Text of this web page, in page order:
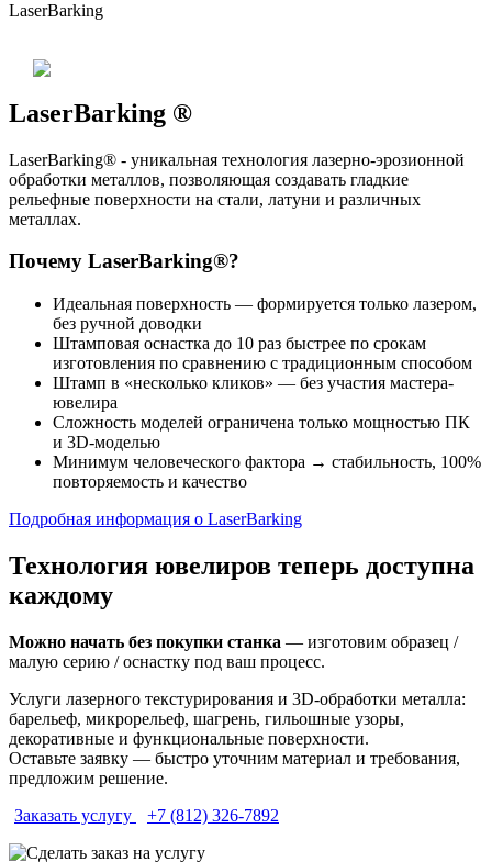
LaserBarking
LaserBarking ®
LaserBarking® - уникальная технология лазерно-эрозионной
обработки металлов, позволяющая создавать гладкие
рельефные поверхности на стали, латуни и различных
металлах.
Почему LaserBarking®?
Идеальная поверхность — формируется только лазером,
без ручной доводки
Штамповая оснастка до 10 раз быстрее по срокам
изготовления по сравнению с традиционным способом
Штамп в «несколько кликов» — без участия мастера-
ювелира
Сложность моделей ограничена только мощностью ПК
и 3D-моделью
Минимум человеческого фактора → стабильность, 100%
повторяемость и качество
Подробная информация о LaserBarking
Технология ювелиров теперь доступна
каждому
Можно начать без покупки станка — изготовим образец /
малую серию / оснастку под ваш процесс.
Услуги лазерного текстурирования и 3D-обработки металла:
барельеф, микрорельеф, шагрень, гильошные узоры,
декоративные и функциональные поверхности.
Оставьте заявку — быстро уточним материал и требования,
предложим решение.
Заказать услугу
+7 (812) 326-7892